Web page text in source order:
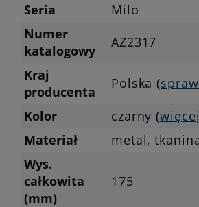
Seria
Milo
Numer
katalogowy
AZ2317
Kraj
producenta
Polska (
Kolor
czarny (
Materiał
metal,
Wys.
całkowita
(mm)
175